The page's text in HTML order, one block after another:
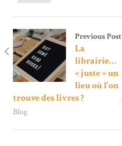
Previous Post
La
librairie…
« juste » un
lieu où l’on
trouve des livres ?
Blog